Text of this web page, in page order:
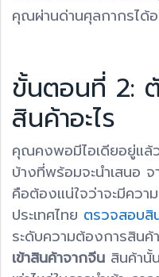
คุณผ่านด่านศุลกากรได้
ขั้นตอนที่ 2: ตั
สินค้าอะไร
คุณคงพอมีไอเดียอยู่แล้
บ้างที่พร้อมจะนำเสนอ
คือต้องแน่ใจว่าจะมีคว
ประเทศไทย ตรวจสอบสิ
ระดับความต้องการสิน
เข้าสินค้าจากจีน สินค้านั้